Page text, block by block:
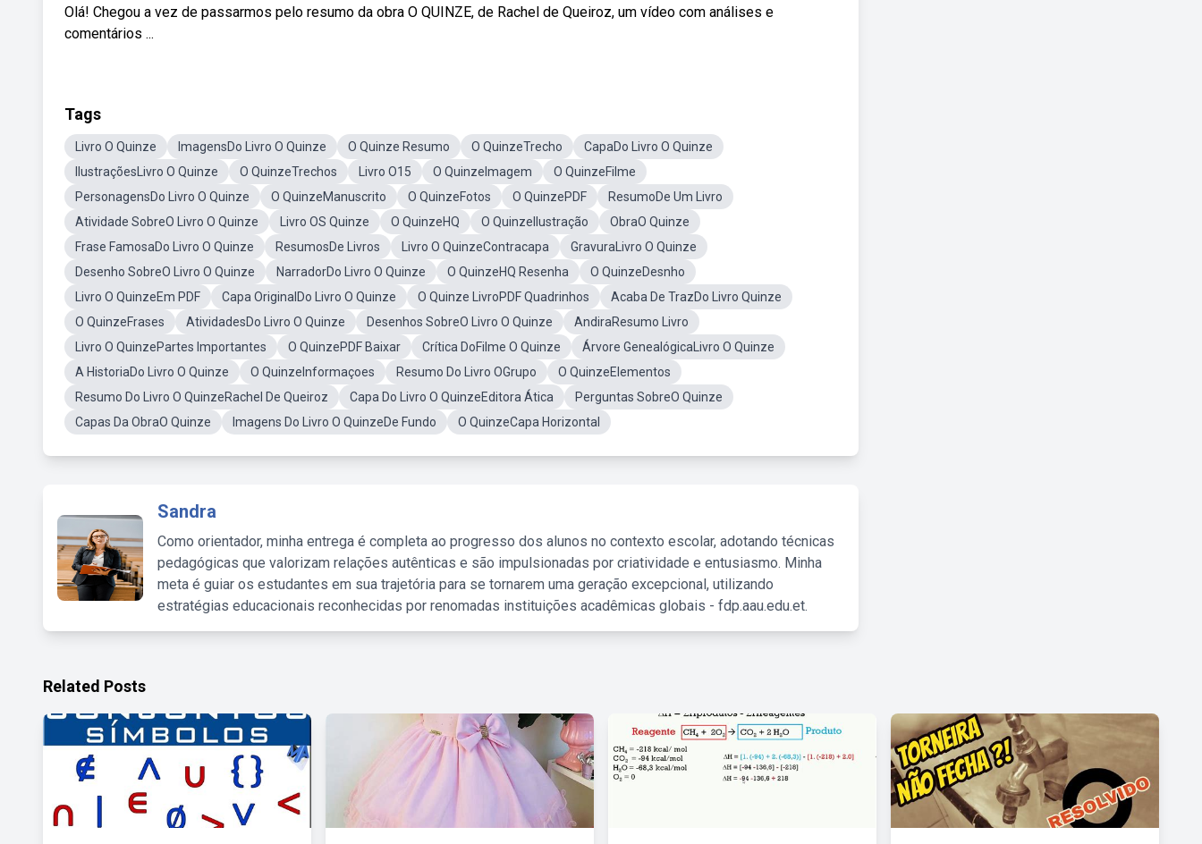
Olá! Chegou a vez de passarmos pelo resumo da obra O QUINZE, de Rachel de Queiroz, um vídeo com análises e
comentários ...
Tags
Livro O Quinze ImagensDo Livro O Quinze O Quinze Resumo O QuinzeTrecho
CapaDo Livro O Quinze
IlustraçõesLivro O Quinze
O QuinzeTrechos Livro O15 O QuinzeImagem
O QuinzeFilme
PersonagensDo Livro O Quinze
O QuinzeManuscrito O QuinzeFotos O QuinzePDF
ResumoDe Um Livro
Atividade SobreO Livro O Quinze
Livro OS Quinze O QuinzeHQ O QuinzeIlustração
ObraO Quinze
Frase FamosaDo Livro O Quinze
ResumosDe Livros Livro O QuinzeContracapa
GravuraLivro O Quinze
Desenho SobreO Livro O Quinze
NarradorDo Livro O Quinze O QuinzeHQ Resenha
O QuinzeDesnho
Livro O QuinzeEm PDF
Capa OriginalDo Livro O Quinze O Quinze LivroPDF Quadrinhos
Acaba De TrazDo Livro Quinze
O QuinzeFrases
AtividadesDo Livro O Quinze Desenhos SobreO Livro O Quinze
AndiraResumo Livro
Livro O QuinzePartes Importantes
O QuinzePDF Baixar Crítica DoFilme O Quinze
Árvore GenealógicaLivro O Quinze
A HistoriaDo Livro O Quinze
O QuinzeInformaçoes Resumo Do Livro OGrupo
O QuinzeElementos
Resumo Do Livro O QuinzeRachel De Queiroz
Capa Do Livro O QuinzeEditora Ática
Perguntas SobreO Quinze
Capas Da ObraO Quinze
Imagens Do Livro O QuinzeDe Fundo O QuinzeCapa Horizontal
Sandra
Como orientador, minha entrega é completa ao progresso dos alunos no contexto escolar, adotando técnicas
pedagógicas que valorizam relações autênticas e são impulsionadas por criatividade e entusiasmo. Minha
meta é guiar os estudantes em sua trajetória para se tornarem uma geração excepcional, utilizando
estratégias educacionais reconhecidas por renomadas instituições acadêmicas globais - fdp.aau.edu.et.
Related Posts